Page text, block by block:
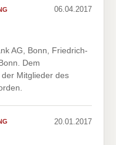
06.04.2017
AG, Bonn, Friedrich-
Dem
Mitglieder des
20.01.2017